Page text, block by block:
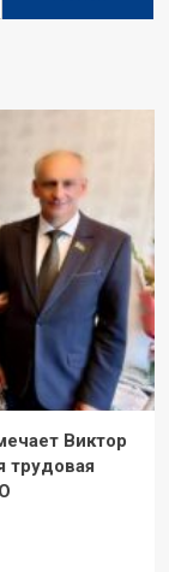
Виктор
трудовая